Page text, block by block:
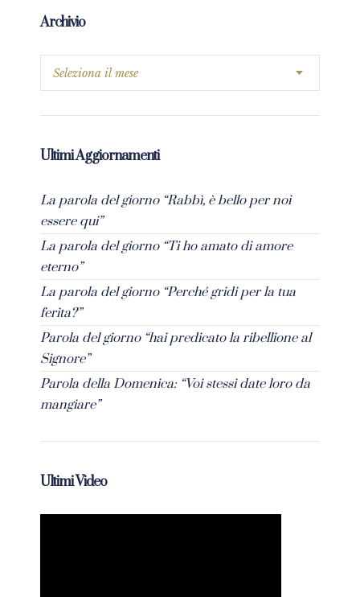
Archivio
Ultimi Aggiornamenti
La parola del giorno “Rabbì, è bello per noi
essere qui”
La parola del giorno “Ti ho amato di amore
eterno”
La parola del giorno “Perché gridi per la tua
ferita?”
Parola del giorno “hai predicato la ribellione al
Signore”
Parola della Domenica: “Voi stessi date loro da
mangiare”
Ultimi Video